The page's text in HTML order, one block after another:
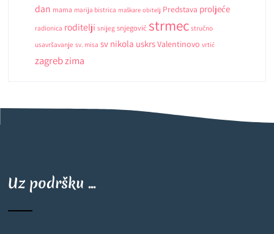
dan mama marija bistrica maškare obitelj Predstava proljeće
radionica roditelji snijeg snjegović strmec stručno
usavršavanje sv. misa sv nikola uskrsValentinovo vrtić
zagrebzima
Uz podršku ...